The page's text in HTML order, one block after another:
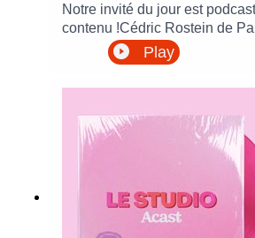
Notre invité du jour est
contenu !Cédric Rostein de
explique les dessous de son
nous donne des clés pour
Play